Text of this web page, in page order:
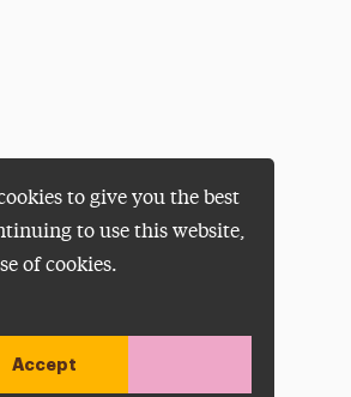
to give you the best
to use this website,
of cookies.
Accept